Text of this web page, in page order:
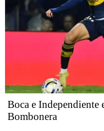
Boca e Independiente
Bombonera